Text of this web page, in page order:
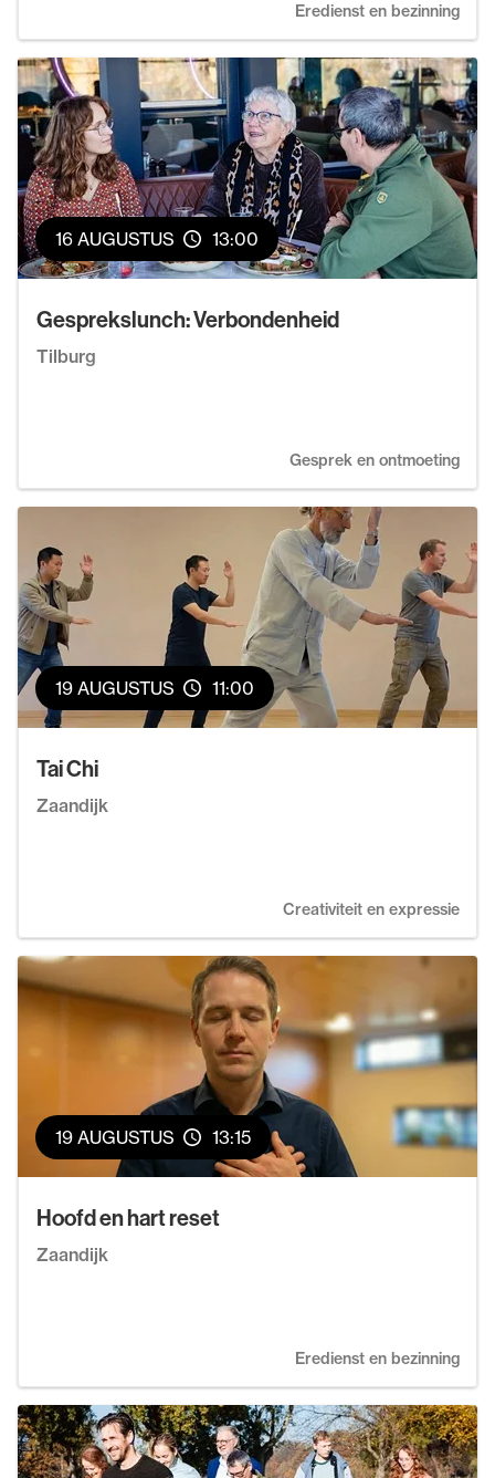
Eredienst en bezinning
16 AUGUSTUS 13:00
Gesprekslunch: Verbondenheid
Tilburg
Gesprek en ontmoeting
19 AUGUSTUS 11:00
Tai Chi
Zaandijk
Creativiteit en expressie
19 AUGUSTUS 13:15
Hoofd en hart reset
Zaandijk
Eredienst en bezinning